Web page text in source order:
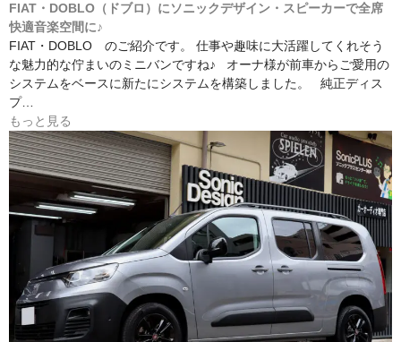
FIAT・DOBLO（ドブロ）にソニックデザイン・スピーカーで全席
快適音楽空間に♪
FIAT・DOBLO のご紹介です。 仕事や趣味に大活躍してくれそう
な魅力的な佇まいのミニバンですね♪ オーナ様が前車からご愛用の
システムをベースに新たにシステムを構築しました。 純正ディス
プ…
もっと見る